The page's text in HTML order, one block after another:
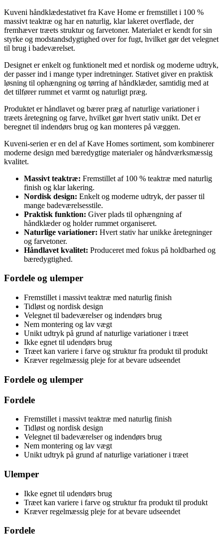
Kuveni håndklædestativet fra Kave Home er fremstillet i 100 %
massivt teaktræ og har en naturlig, klar lakeret overflade, der
fremhæver træets struktur og farvetoner. Materialet er kendt for sin
styrke og modstandsdygtighed over for fugt, hvilket gør det velegnet
til brug i badeværelset.
Designet er enkelt og funktionelt med et nordisk og moderne udtryk,
der passer ind i mange typer indretninger. Stativet giver en praktisk
løsning til ophængning og tørring af håndklæder, samtidig med at
det tilfører rummet et varmt og naturligt præg.
Produktet er håndlavet og bærer præg af naturlige variationer i
træets åretegning og farve, hvilket gør hvert stativ unikt. Det er
beregnet til indendørs brug og kan monteres på væggen.
Kuveni-serien er en del af Kave Homes sortiment, som kombinerer
moderne design med bæredygtige materialer og håndværksmæssig
kvalitet.
Massivt teaktræ: Fremstillet af 100 % teaktræ med naturlig
finish og klar lakering.
Nordisk design: Enkelt og moderne udtryk, der passer til
mange badeværelsesstile.
Praktisk funktion: Giver plads til ophængning af
håndklæder og holder rummet organiseret.
Naturlige variationer: Hvert stativ har unikke åretegninger
og farvetoner.
Håndlavet kvalitet: Produceret med fokus på holdbarhed og
bæredygtighed.
Fordele og ulemper
Fremstillet i massivt teaktræ med naturlig finish
Tidløst og nordisk design
Velegnet til badeværelser og indendørs brug
Nem montering og lav vægt
Unikt udtryk på grund af naturlige variationer i træet
Ikke egnet til udendørs brug
Træet kan variere i farve og struktur fra produkt til produkt
Kræver regelmæssig pleje for at bevare udseendet
Fordele og ulemper
Fordele
Fremstillet i massivt teaktræ med naturlig finish
Tidløst og nordisk design
Velegnet til badeværelser og indendørs brug
Nem montering og lav vægt
Unikt udtryk på grund af naturlige variationer i træet
Ulemper
Ikke egnet til udendørs brug
Træet kan variere i farve og struktur fra produkt til produkt
Kræver regelmæssig pleje for at bevare udseendet
Fordele